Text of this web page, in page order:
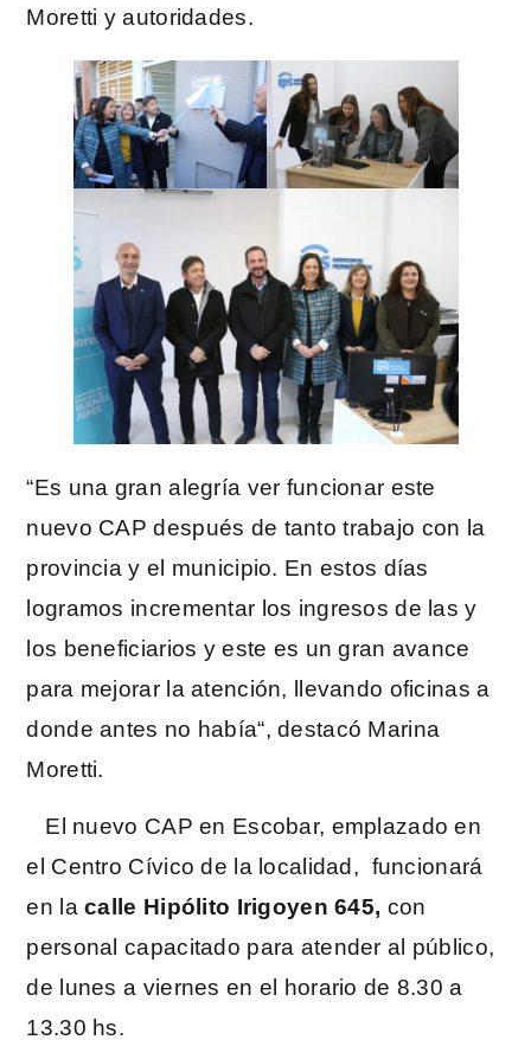
Moretti y autoridades.
“Es una gran alegría ver funcionar este
nuevo CAP después de tanto trabajo con la
provincia y el municipio. En estos días
logramos incrementar los ingresos de las y
los beneficiarios y este es un gran avance
para mejorar la atención, llevando oficinas a
donde antes no había“, destacó Marina
Moretti.
El nuevo CAP en Escobar, emplazado en
el Centro Cívico de la localidad, funcionará
en lacalle Hipólito Irigoyen 645, con
personal capacitado para atender al público,
de lunes a viernes en el horario de 8.30 a
13.30 hs.